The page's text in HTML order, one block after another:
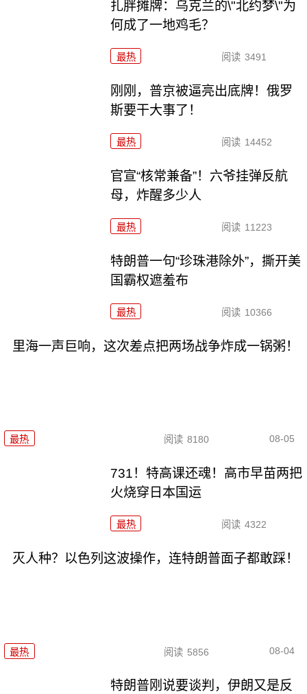
扎胖摊牌：乌克兰的\"北约梦\"为
何成了一地鸡毛？
最热 阅读 3491
刚刚，普京被逼亮出底牌！俄罗
斯要干大事了！
最热 阅读 14452
官宣“核常兼备”！六爷挂弹反航
母，炸醒多少人
最热 阅读 11223
特朗普一句“珍珠港除外”，撕开美
国霸权遮羞布
最热 阅读 10366
里海一声巨响，这次差点把两场战争炸成一锅粥！
最热 阅读 8180 08-05
731！特高课还魂！高市早苗两把
火烧穿日本国运
最热 阅读 4322
灭人种？以色列这波操作，连特朗普面子都敢踩！
最热 阅读 5856 08-04
特朗普刚说要谈判，伊朗又是反